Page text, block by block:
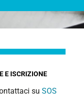
E ISCRIZIONE
su SOS